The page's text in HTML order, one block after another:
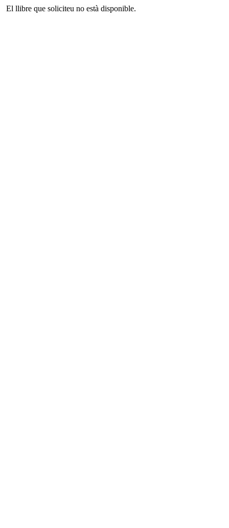
El llibre que soliciteu no està disponible.